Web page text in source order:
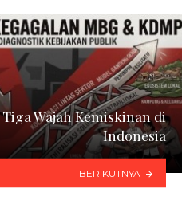
Wajah Kemiskinan di
Indonesia
BERIKUTNYA